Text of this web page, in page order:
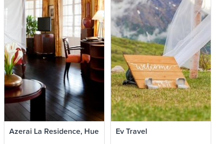
Azerai La Residence, Hue Ev Travel